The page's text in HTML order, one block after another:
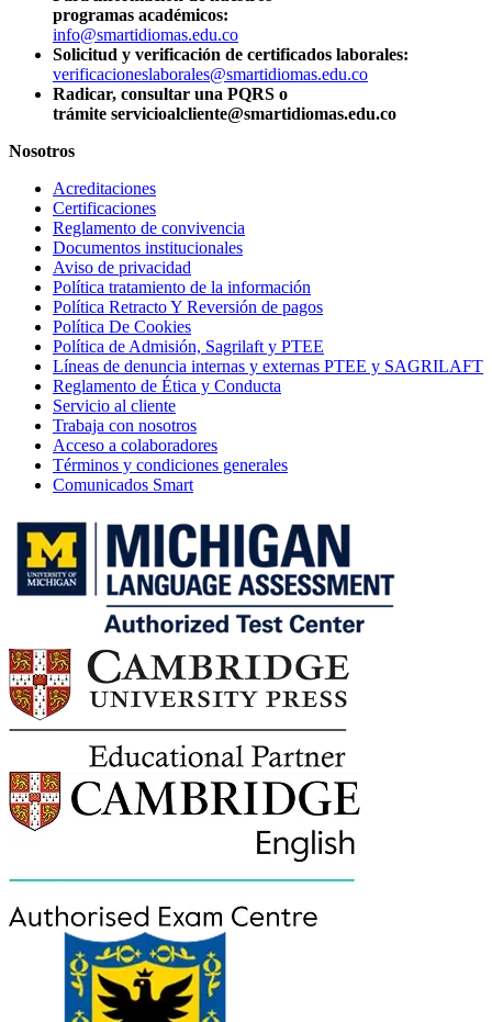
programas académicos:
info@smartidiomas.edu.co
Solicitud y verificación de certificados laborales:
verificacioneslaborales@smartidiomas.edu.co
Radicar, consultar una PQRS o
trámite servicioalcliente@smartidiomas.edu.co
Nosotros
Acreditaciones
Certificaciones
Reglamento de convivencia
Documentos institucionales
Aviso de privacidad
Política tratamiento de la información
Política Retracto Y Reversión de pagos
Política De Cookies
Política de Admisión, Sagrilaft y PTEE
Líneas de denuncia internas y externas PTEE y SAGRILAFT
Reglamento de Ética y Conducta
Servicio al cliente
Trabaja con nosotros
Acceso a colaboradores
Términos y condiciones generales
Comunicados Smart